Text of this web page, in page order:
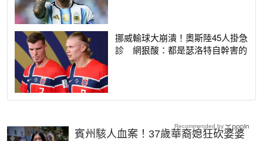
挪威輸球大崩潰！奧斯陸45人掛急
診 網狠酸：都是瑟洛特自幹害的
賓州駭人血案！37歲華裔媳狂砍婆婆
Recommended by